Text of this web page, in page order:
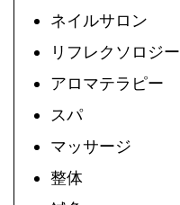
ネイルサロン
リフレクソロジー
アロマテラピー
スパ
マッサージ
整体